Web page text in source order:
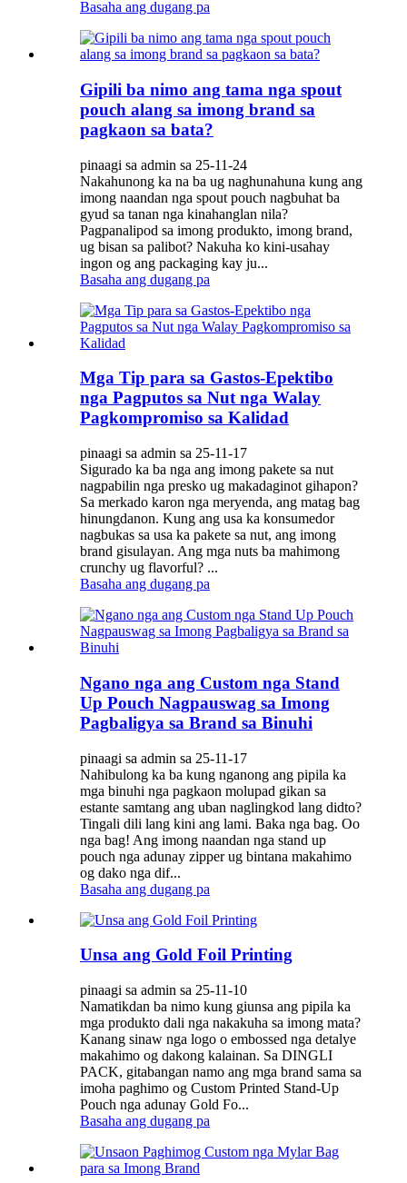
Basaha ang dugang pa
Gipili ba nimo ang tama nga spout
pouch alang sa imong brand sa
pagkaon sa bata?
pinaagi sa admin sa 25-11-24
Nakahunong ka na ba ug naghunahuna kung ang
imong naandan nga spout pouch nagbuhat ba
gyud sa tanan nga kinahanglan nila?
Pagpanalipod sa imong produkto, imong brand,
ug bisan sa palibot? Nakuha ko kini-usahay
ingon og ang packaging kay ju...
Basaha ang dugang pa
Mga Tip para sa Gastos-Epektibo
nga Pagputos sa Nut nga Walay
Pagkompromiso sa Kalidad
pinaagi sa admin sa 25-11-17
Sigurado ka ba nga ang imong pakete sa nut
nagpabilin nga presko ug makadaginot gihapon?
Sa merkado karon nga meryenda, ang matag bag
hinungdanon. Kung ang usa ka konsumedor
nagbukas sa usa ka pakete sa nut, ang imong
brand gisulayan. Ang mga nuts ba mahimong
crunchy ug flavorful? ...
Basaha ang dugang pa
Ngano nga ang Custom nga Stand
Up Pouch Nagpauswag sa Imong
Pagbaligya sa Brand sa Binuhi
pinaagi sa admin sa 25-11-17
Nahibulong ka ba kung nganong ang pipila ka
mga binuhi nga pagkaon molupad gikan sa
estante samtang ang uban naglingkod lang didto?
Tingali dili lang kini ang lami. Baka nga bag. Oo
nga bag! Ang imong naandan nga stand up
pouch nga adunay zipper ug bintana makahimo
og dako nga dif...
Basaha ang dugang pa
Unsa ang Gold Foil Printing
pinaagi sa admin sa 25-11-10
Namatikdan ba nimo kung giunsa ang pipila ka
mga produkto dali nga nakakuha sa imong mata?
Kanang sinaw nga logo o embossed nga detalye
makahimo og dakong kalainan. Sa DINGLI
PACK, gitabangan namo ang mga brand sama sa
imoha paghimo og Custom Printed Stand-Up
Pouch nga adunay Gold Fo...
Basaha ang dugang pa